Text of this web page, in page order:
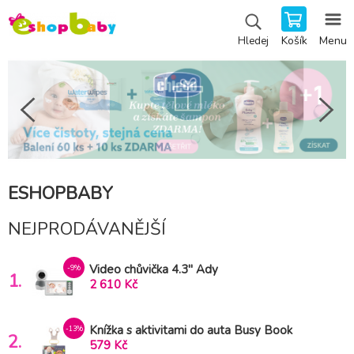
Hledej Košík Menu
ESHOPBABY
NEJPRODÁVANĚJŠÍ
1.
-9%
Video chůvička 4.3'' Ady
2 610 Kč
2.
-13%
Knížka s aktivitami do auta Busy Book
579 Kč